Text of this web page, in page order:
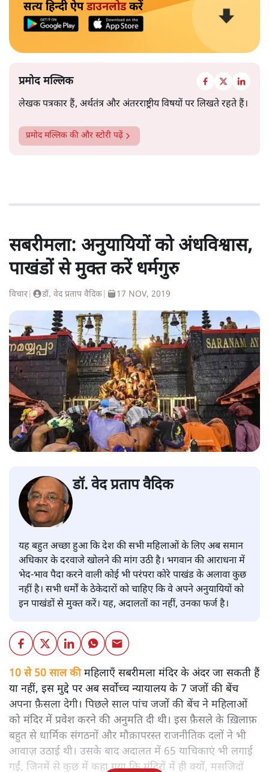
सत्य हिन्दी ऐपडाउनलोडकरें
प्रमोद मल्लिक
लेखक पत्रकार हैं, अर्थतंत्र और अंतरराष्ट्रीय विषयों पर लिखते रहते हैं।
प्रमोद मल्लिक की और स्टोरी पढ़ें
सबरीमला: अनुयायियों को अंधविश्वास,
पाखंडों से मुक्त करें धर्मगुरु
विचार डॉ. वेद प्रताप वैदिक 17 NOV, 2019
डॉ. वेद प्रताप वैदिक
यह बहुत अच्छा हुआ कि देश की सभी महिलाओं के लिए अब समान
अधिकार के दरवाजे खोलने की मांग उठी है। भगवान की आराधना में
भेद-भाव पैदा करने वाली कोई भी परंपरा कोरे पाखंड के अलावा कुछ
नहीं है। सभी धर्मों के ठेकेदारों को चाहिए कि वे अपने अनुयायियों को
इन पाखंडों से मुक्त करें। यह, अदालतों का नहीं, उनका फर्ज है।
10 से 50 साल कीमहिलाएँ सबरीमला मंदिर के अंदर जा सकती हैं
या नहीं, इस मुद्दे पर अब सर्वोच्च न्यायालय के 7 जजों की बेंच
अपना फ़ैसला देगी। पिछले साल पांच जजों की बेंच ने महिलाओं
को मंदिर में प्रवेश करने की अनुमति दी थी। इस फ़ैसले के ख़िलाफ़
बहुत से धार्मिक संगठनों और मौक़ापरस्त राजनीतिक दलों ने भी
आवाज़ उठाई थी। उसके बाद अदालत में 65 याचिकाएं भी लगाई
गईं, जिनमें से कुछ में कहा गया कि मंदिरों में ही क्यों, मसजिदों